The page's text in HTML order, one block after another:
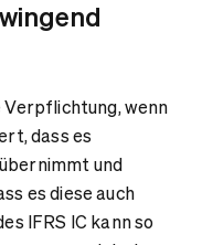
wenn
dass es
und
es diese auch
IFRS IC kann so